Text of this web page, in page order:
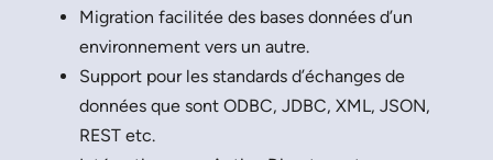
Migration facilitée des bases données d’un
environnement vers un autre.
Support pour les standards d’échanges de
données que sont ODBC, JDBC, XML, JSON,
REST etc.